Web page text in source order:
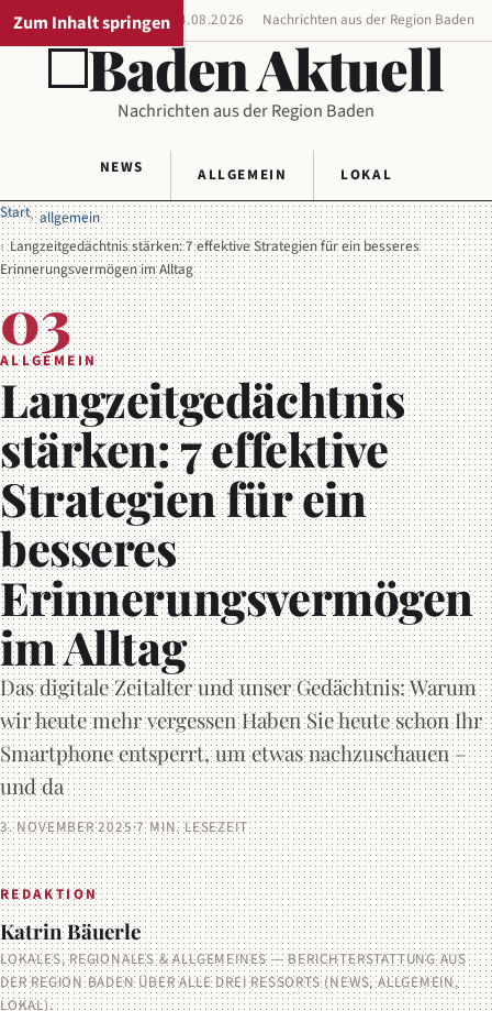
Zum Inhalt springen
REGIONALAUSGABE 04.08.2026 Nachrichten aus der Region Baden
Baden Aktuell
Nachrichten aus der Region Baden
NEWS ALLGEMEIN
LOKAL
Start allgemein
Langzeitgedächtnis stärken: 7 effektive Strategien für ein besseres
Erinnerungsvermögen im Alltag
03
ALLGEMEIN
Langzeitgedächtnis
stärken: 7 effektive
Strategien für ein
besseres
Erinnerungsvermögen
im Alltag
Das digitale Zeitalter und unser Gedächtnis: Warum
wir heute mehr vergessen Haben Sie heute schon Ihr
Smartphone entsperrt, um etwas nachzuschauen –
und da
3. NOVEMBER 2025·7 MIN. LESEZEIT
REDAKTION
Katrin Bäuerle
LOKALES, REGIONALES & ALLGEMEINES — BERICHTERSTATTUNG AUS
DER REGION BADEN ÜBER ALLE DREI RESSORTS (NEWS, ALLGEMEIN,
LOKAL).